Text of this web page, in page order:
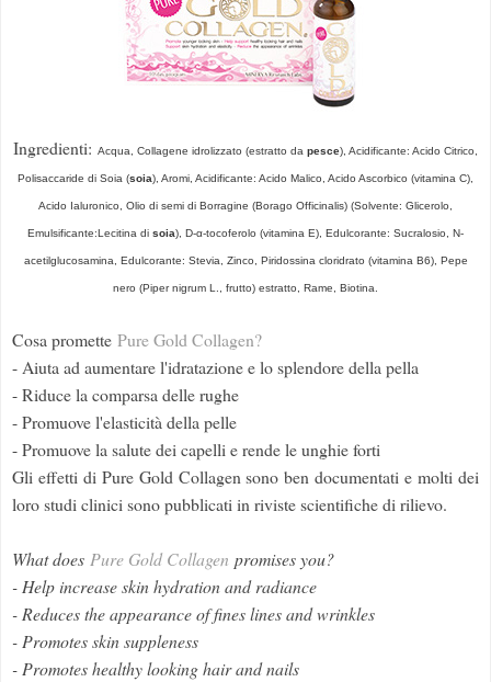
Ingredienti: Acqua, Collagene idrolizzato (estratto da pesce), Acidificante: Acido Citrico,
Polisaccaride di Soia (soia), Aromi, Acidificante: Acido Malico, Acido Ascorbico (vitamina C),
Acido Ialuronico, Olio di semi di Borragine (Borago Officinalis) (Solvente: Glicerolo,
Emulsificante:Lecitina di soia), D-α-tocoferolo (vitamina E), Edulcorante: Sucralosio, N-
acetilglucosamina, Edulcorante: Stevia, Zinco, Piridossina cloridrato (vitamina B6), Pepe
nero (Piper nigrum L., frutto) estratto, Rame, Biotina.
Cosa promette Pure Gold Collagen?
- Aiuta ad aumentare l'idratazione e lo splendore della pella
- Riduce la comparsa delle rughe
- Promuove l'elasticità della pelle
- Promuove la salute dei capelli e rende le unghie forti
Gli effetti di Pure Gold Collagen sono ben documentati e molti dei
loro studi clinici sono pubblicati in riviste scientifiche di rilievo.
What does Pure Gold Collagen promises you?
- Help increase skin hydration and radiance
- Reduces the appearance of fines lines and wrinkles
- Promotes skin suppleness
- Promotes healthy looking hair and nails